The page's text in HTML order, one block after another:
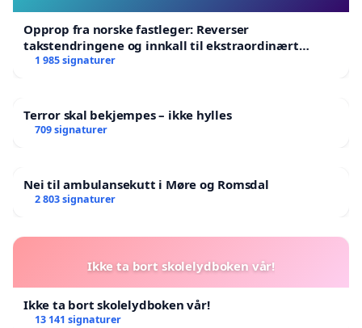
Opprop fra norske fastleger: Reverser
takstendringene og innkall til ekstraordinært
landsråd
1 985 signaturer
Terror skal bekjempes – ikke hylles
709 signaturer
Nei til ambulansekutt i Møre og Romsdal
2 803 signaturer
Ikke ta bort skolelydboken vår!
Ikke ta bort skolelydboken vår!
13 141 signaturer